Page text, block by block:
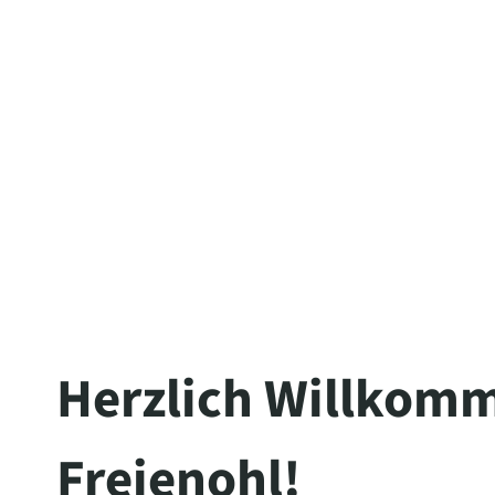
Herzlich